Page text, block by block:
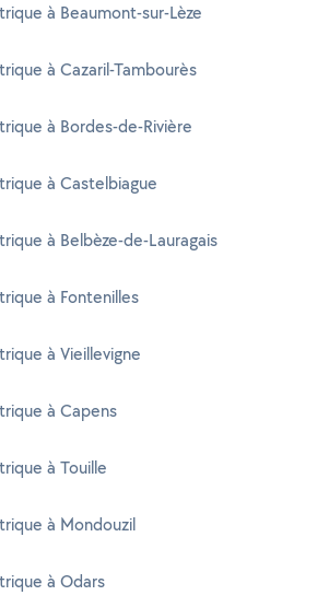
à Beaumont-sur-Lèze
à Cazaril-Tambourès
à Bordes-de-Rivière
à Castelbiague
à Belbèze-de-Lauragais
à Fontenilles
à Vieillevigne
à Capens
à Touille
à Mondouzil
à Odars